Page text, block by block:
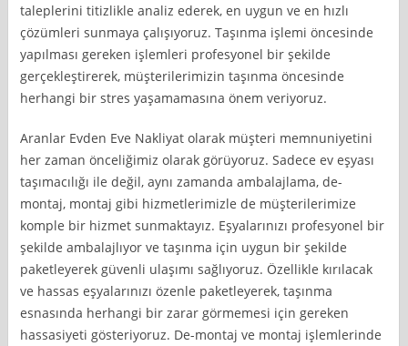
taleplerini titizlikle analiz ederek, en uygun ve en hızlı
çözümleri sunmaya çalışıyoruz. Taşınma işlemi öncesinde
yapılması gereken işlemleri profesyonel bir şekilde
gerçekleştirerek, müşterilerimizin taşınma öncesinde
herhangi bir stres yaşamamasına önem veriyoruz.
Aranlar Evden Eve Nakliyat olarak müşteri memnuniyetini
her zaman önceliğimiz olarak görüyoruz. Sadece ev eşyası
taşımacılığı ile değil, aynı zamanda ambalajlama, de-
montaj, montaj gibi hizmetlerimizle de müşterilerimize
komple bir hizmet sunmaktayız. Eşyalarınızı profesyonel bir
şekilde ambalajlıyor ve taşınma için uygun bir şekilde
paketleyerek güvenli ulaşımı sağlıyoruz. Özellikle kırılacak
ve hassas eşyalarınızı özenle paketleyerek, taşınma
esnasında herhangi bir zarar görmemesi için gereken
hassasiyeti gösteriyoruz. De-montaj ve montaj işlemlerinde